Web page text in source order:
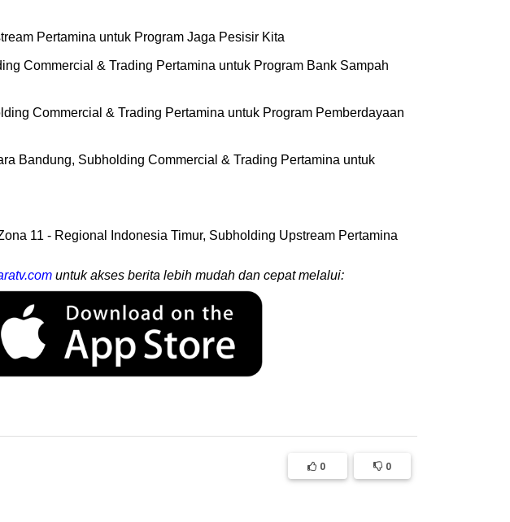
Pertamina untuk Program Jaga Pesisir Kita
Commercial & Trading Pertamina untuk Program Bank Sampah
Commercial & Trading Pertamina untuk Program Pemberdayaan
Bandung, Subholding Commercial & Trading Pertamina untuk
11 - Regional Indonesia Timur, Subholding Upstream Pertamina
untuk akses berita lebih mudah dan cepat melalui:
0 0